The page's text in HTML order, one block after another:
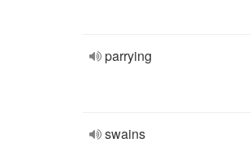
parrying
swains